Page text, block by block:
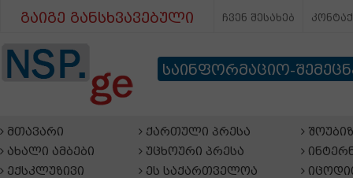
გაიგე განსხვავებული ჩვენ შესახებ
საინფორმაციო-
მთავარი
ახალი ამბები
ექსკლუზივი
ქართული პრესა
უცხოური პრესა
ეს საქართველოა